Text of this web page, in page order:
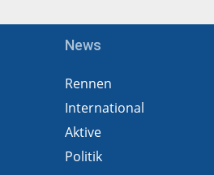
News
Rennen
International
Aktive
Politik